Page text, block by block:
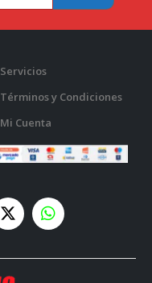
Servicios
Términos y Condiciones
Mi Cuenta